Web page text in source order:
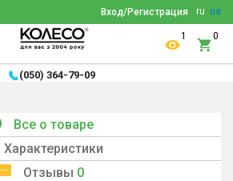
ru ua
Вход/Регистрация
1 0
(050) 364-79-09
Все о товаре
Характеристики
Отзывы 0